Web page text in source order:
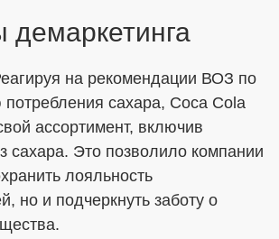
на рекомендации ВОЗ по
сахара, Coca Cola
ассортимент, включив
сахара. Это позволило компании
лояльность
но и подчеркнуть заботу о